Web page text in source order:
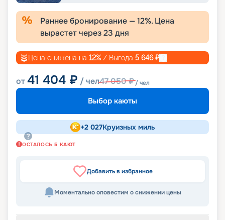
Раннее бронирование —12%. Цена
вырастет через23 дня
Цена снижена на 12% / Выгода 5 646₽
от41 404 ₽ / чел47 050₽/ чел
Выбор каюты
+2 027Круизных миль
ОСТАЛОСЬ 5 КАЮТ
Добавить в избранное
Моментально оповестим о снижении цены